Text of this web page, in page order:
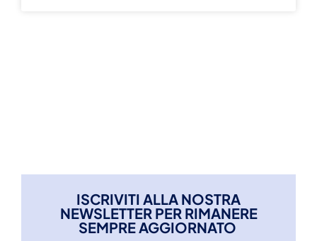
ISCRIVITI ALLA NOSTRA
NEWSLETTER PER RIMANERE
SEMPRE AGGIORNATO